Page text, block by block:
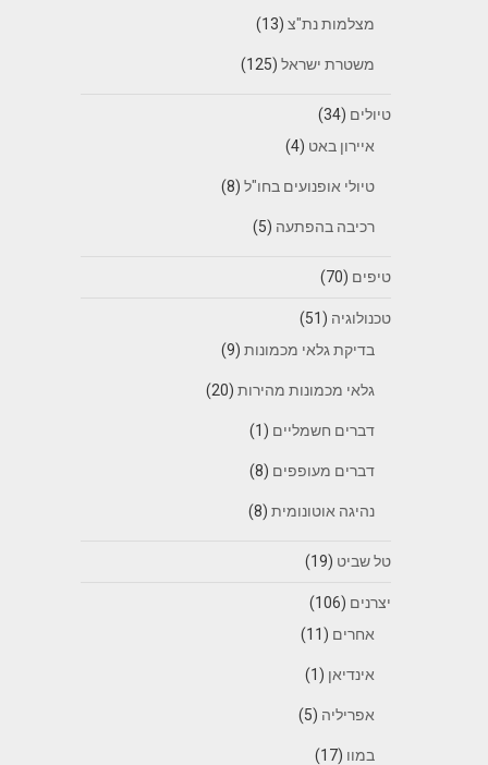
מצלמות נת"צ(13)
משטרת ישראל(125)
טיולים (34)
איירון באט (4)
טיולי אופנועים בחו"ל(8)
רכיבה בהפתעה (5)
טיפים (70)
טכנולוגיה (51)
בדיקת גלאי מכמונות(9)
גלאי מכמונות מהירות(20)
דברים חשמליים (1)
דברים מעופפים (8)
נהיגה אוטונומית(8)
טל שביט (19)
יצרנים (106)
אחרים (11)
אינדיאן (1)
אפריליה (5)
במוו (17)